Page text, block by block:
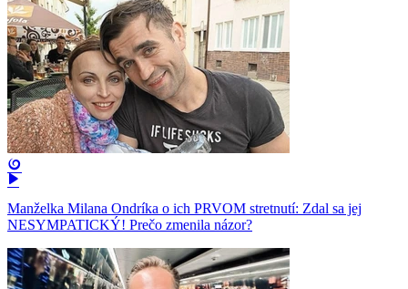
Manželka Milana Ondríka o ich PRVOM stretnutí: Zdal sa jej
NESYMPATICKÝ! Prečo zmenila názor?